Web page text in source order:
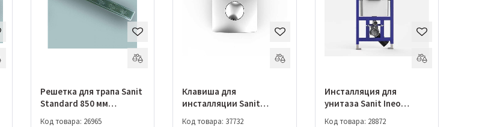
Решетка для трапа Sanit
Standard 850 мм
Код товара: 26965
Клавиша для
инсталляции Sanit
Код товара: 37732
Инсталляция для
унитаза Sanit Ineo
Код товара: 28872